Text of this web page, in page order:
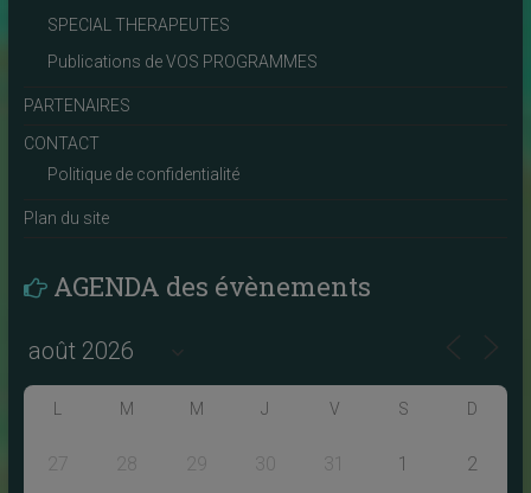
SPECIAL THERAPEUTES
Publications de VOS PROGRAMMES
PARTENAIRES
CONTACT
Politique de confidentialité
Plan du site
AGENDA des évènements
L M M J V S D
27 28 29 30 31 1 2